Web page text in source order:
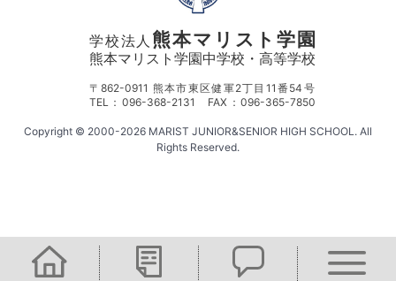
学校法人 熊本マリスト学園
熊本マリスト学園中学校・高等学校
〒862-0911 熊本市東区健軍2丁目11番54号
TEL：096-368-2131 FAX：096-365-7850
Copyright © 2000-2026 MARIST JUNIOR&SENIOR HIGH SCHOOL. All
Rights Reserved.